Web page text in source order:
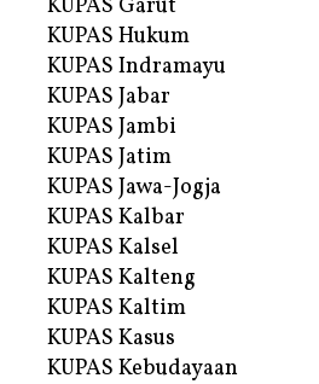
KUPAS Garut
KUPAS Hukum
KUPAS Indramayu
KUPAS Jabar
KUPAS Jambi
KUPAS Jatim
KUPAS Jawa-Jogja
KUPAS Kalbar
KUPAS Kalsel
KUPAS Kalteng
KUPAS Kaltim
KUPAS Kasus
KUPAS Kebudayaan